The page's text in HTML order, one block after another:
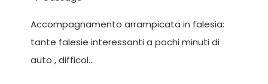
Foto di: Carlo Piccinelli e Roger Adventure
Testi: Roger Adventure
Accompagnamento arrampicata in falesia:
tante falesie interessanti a pochi minuti di
auto , difficol...